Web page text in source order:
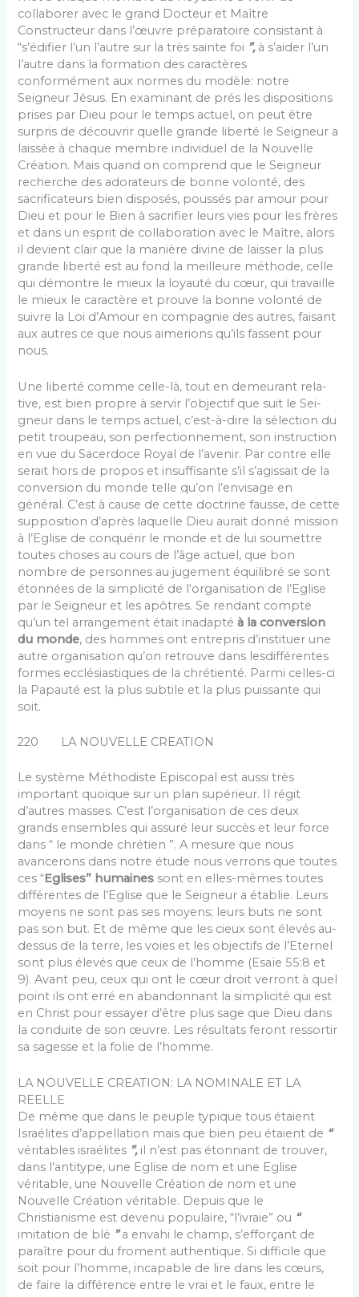
collaborer avec le grand Docteur et Maître
Constructeur dans l’œuvre préparatoire consistant à
“s’édifier l’un l’autre sur la très sainte foi ”, à s’aider l’un
l’autre dans la for­mation des caractères
conformément aux normes du modèle: notre
Seigneur Jésus. En examinant de prés les dispositions
prises par Dieu pour le temps actuel, on peut être
surpris de découvrir quelle grande liberté le Seigneur a
laissée à chaque membre individuel de la Nou­velle
Création. Mais quand on comprend que le Seigneur
recherche des adorateurs de bonne volonté, des
sacrificateurs bien disposés, poussés par amour pour
Dieu et pour le Bien à sacrifier leurs vies pour les frères
et dans un esprit de collaboration avec le Maître, alors
il devient clair que la manière divine de laisser la plus
grande liberté est au fond la meilleure méthode, celle
qui démontre le mieux la loyauté du cœur, qui travaille
le mieux le caractère et prouve la bonne volonté de
suivre la Loi d’Amour en compagnie des autres, faisant
aux autres ce que nous aimerions qu’ils fassent pour
nous.
Une liberté comme celle-là, tout en demeurant rela­
tive, est bien propre à servir l’objectif que suit le Sei­
gneur dans le temps actuel, c’est-à-dire la sélection du
petit troupeau, son perfectionnement, son instruction
en vue du Sacerdoce Royal de l’avenir. Par contre elle
serait hors de propos et insuffisante s’il s’agissait de la
con­version du monde telle qu’on l’envisage en
général. C’est à cause de cette doctrine fausse, de cette
supposition d’après laquelle Dieu aurait donné mission
à l’Eglise de conquérir le monde et de lui soumettre
toutes choses au cours de l’âge actuel, que bon
nombre de personnes au jugement équilibré se sont
étonnées de la simplicité de l‘organisation de l’Eglise
par le Seigneur et les apôtres. Se rendant compte
qu’un tel arrangement était inadaptéà la conversion
du monde, des hommes ont entrepris d’instituer une
autre organisation qu’on retrouve dans lesdifférentes
formes ecclésiastiques de la chré­tienté. Parmi celles-ci
la Papauté est la plus subtile et la plus puissante qui
soit.
220 LA NOUVELLE CREATION
Le système Méthodiste Epis­copal est aussi très
important quoique sur un plan supé­rieur. Il régit
d’autres masses. C’est l’organisation de ces deux
grands ensembles qui assuré leur succès et leur force
dans “ le monde chrétien ”. A mesure que nous
avancerons dans notre étude nous verrons que toutes
ces “Eglises” humaines sont en elles-mêmes toutes
différentes de l’Eglise que le Seigneur a établie. Leurs
moyens ne sont pas ses moyens; leurs buts ne sont
pas son but. Et de même que les cieux sont élevés au-
dessus de la terre, les voies et les objectifs de l’Eternel
sont plus élevés que ceux de l’homme (Esaïe 55:8 et
9). Avant peu, ceux qui ont le cœur droit verront à quel
point ils ont erré en abandonnant la simplicité qui est
en Christ pour essayer d’être plus sage que Dieu dans
la conduite de son œuvre. Les résultats feront ressortir
sa sagesse et la folie de l’homme.
LA NOUVELLE CREATION: LA NOMINALE ET LA
REELLE
De même que dans le peuple typique tous étaient
Israélites d’appellation mais que bien peu étaient de “
vé­ritables israélites ”, il n’est pas étonnant de trouver,
dans l’antitype, une Eglise de nom et une Eglise
véritable, une Nouvelle Création de nom et une
Nouvelle Création véritable. Depuis que le
Christianisme est devenu populaire, “l’ivraie” ou “
imitation de blé ”a envahi le champ, s’efforçant de
paraître pour du froment authenti­que. Si difficile que
soit pour l’homme, incapable de lire dans les cœurs,
de faire la différence entre le vrai et le faux, entre le